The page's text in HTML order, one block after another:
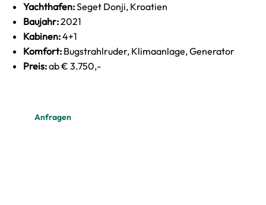
Yachthafen:Seget Donji, Kroatien
Baujahr:2021
Kabinen:4+1
Komfort: Bugstrahlruder, Klimaanlage, Generator
Preis:ab € 3.750,-
Anfragen